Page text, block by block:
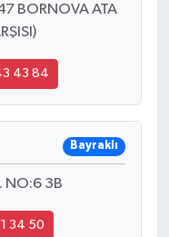
BORNOVA ATA
43 84
Bayraklı
NO:6 3B
34 50